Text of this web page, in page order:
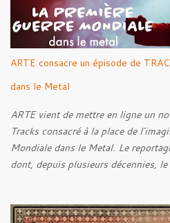
ARTE consacre un épisode de
dans le Metal
ARTE vient de mettre en ligne un
Tracks consacré à la place de
Mondiale dans le Metal. Le
dont, depuis plusieurs décennies, le
cette réflexion, Tracks est allé à la